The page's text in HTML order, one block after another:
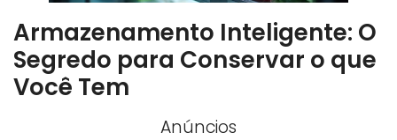
Armazenamento Inteligente: O
Segredo para Conservar o que
Você Tem
Anúncios